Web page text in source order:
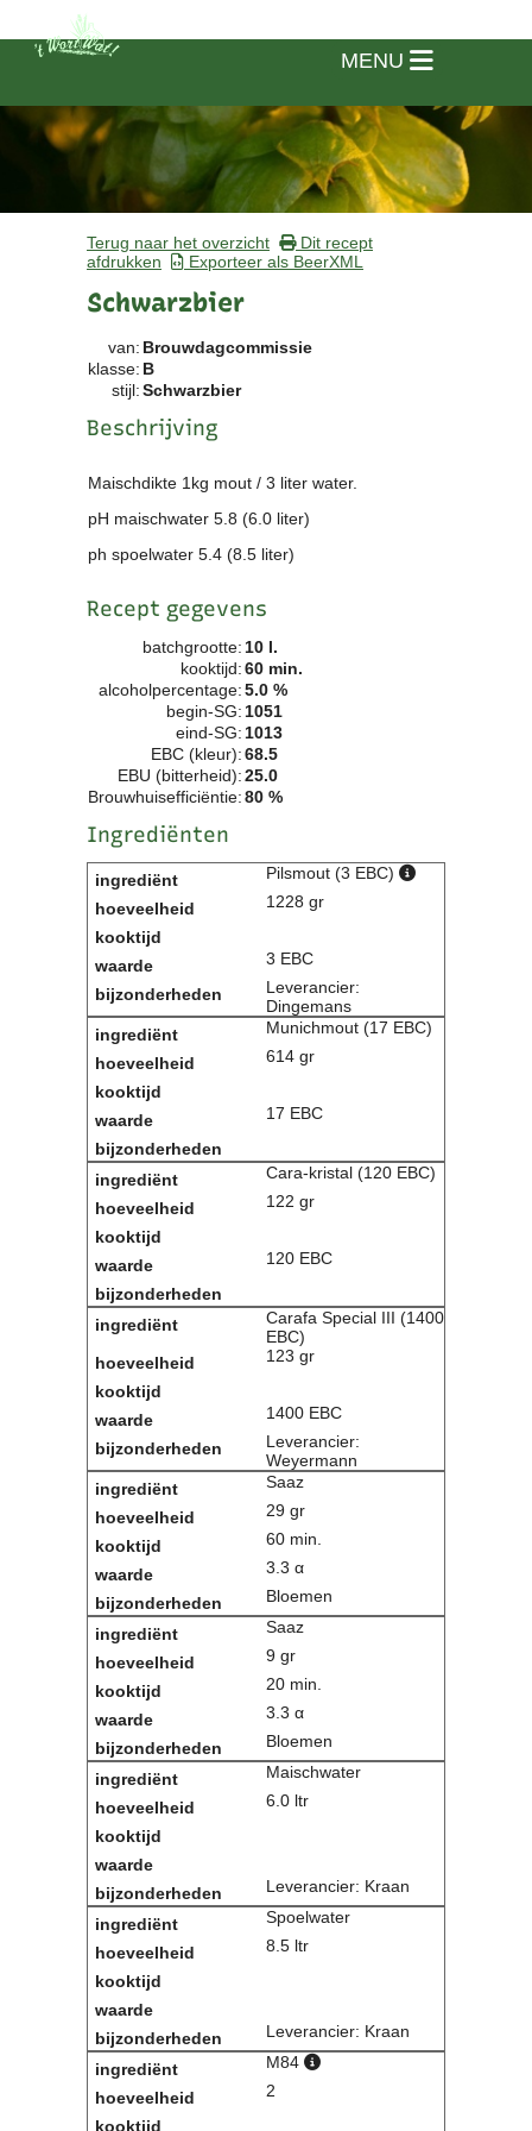
Terug naar het overzicht
Dit recept
afdrukken
Exporteer als BeerXML
Schwarzbier
van: Brouwdagcommissie
klasse: B
stijl:Schwarzbier
Beschrijving
Maischdikte 1kg mout / 3 liter water.
pH maischwater 5.8 (6.0 liter)
ph spoelwater 5.4 (8.5 liter)
Recept gegevens
batchgrootte: 10 l.
kooktijd:60 min.
alcoholpercentage:5.0 %
begin-SG: 1051
eind-SG: 1013
EBC (kleur):68.5
EBU (bitterheid):25.0
Brouwhuisefficiëntie:80 %
Ingrediënten
Pilsmout (3 EBC)
1228 gr
3 EBC
Leverancier:
Dingemans
Munichmout (17 EBC)
614 gr
17 EBC
Cara-kristal (120 EBC)
122 gr
120 EBC
Carafa Special III (1400
EBC)
123 gr
1400 EBC
Leverancier:
Weyermann
Saaz
29 gr
60 min.
3.3 α
Bloemen
Saaz
9 gr
20 min.
3.3 α
Bloemen
Maischwater
6.0 ltr
Leverancier: Kraan
Spoelwater
8.5 ltr
Leverancier: Kraan
M84
2
MENU
Home
Vereniging
Clubkalender
Bestuur
- Historie
Reglementen
Privacyverklaring
Commissies
Polderbok
Wedstrijduitslagen
Prijzen
Bijzondere Leden
- Professioneel
- Biersommeliers
Recepten
Recepten
Zoeken
Bericht
Locatie
Lid worden
Brouwcursus
Media
Artikelen
Foto's
Nieuwsflitsen
Video
Sponsoren
Inloggen